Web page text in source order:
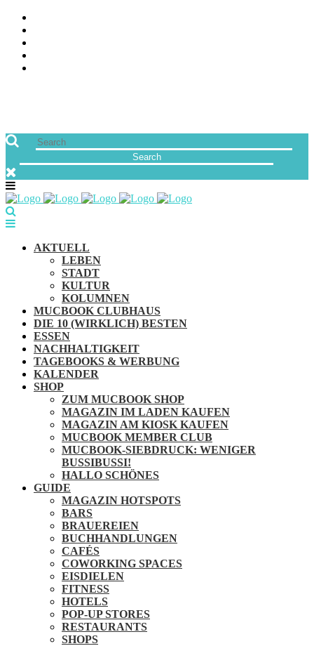
AKTUELL
LEBEN
STADT
KULTUR
KOLUMNEN
MUCBOOK CLUBHAUS
DIE 10 (WIRKLICH) BESTEN
ESSEN
NACHHALTIGKEIT
TAGEBOOKS & WERBUNG
KALENDER
SHOP
ZUM MUCBOOK SHOP
MAGAZIN IM LADEN KAUFEN
MAGAZIN AM KIOSK KAUFEN
MUCBOOK MEMBER CLUB
MUCBOOK-SIEBDRUCK: WENIGER
BUSSIBUSSI!
HALLO SCHÖNES
GUIDE
MAGAZIN HOTSPOTS
BARS
BRAUEREIEN
BUCHHANDLUNGEN
CAFÉS
COWORKING SPACES
EISDIELEN
FITNESS
HOTELS
POP-UP STORES
RESTAURANTS
SHOPS